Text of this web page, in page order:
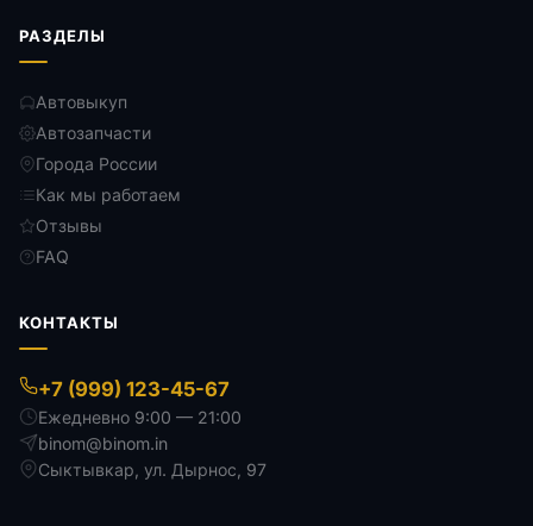
РАЗДЕЛЫ
Автовыкуп
Автозапчасти
Города России
Как мы работаем
Отзывы
FAQ
КОНТАКТЫ
+7 (999) 123-45-67
Ежедневно 9:00 — 21:00
binom@binom.in
Сыктывкар, ул. Дырнос, 97